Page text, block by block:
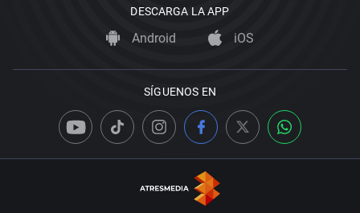
DESCARGA LA APP
Android iOS
SÍGUENOS EN